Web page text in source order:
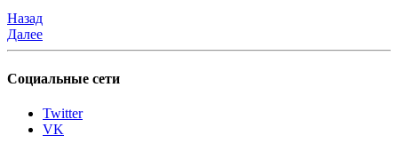
Назад
Далее
Социальные сети
Twitter
VK